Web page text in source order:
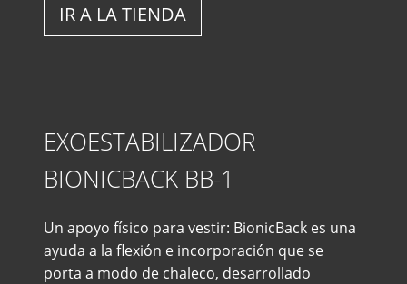
IR A LA TIENDA
EXOESTABILIZADOR
BIONICBACK BB-1
Un apoyo físico para vestir: BionicBack es una
ayuda a la flexión e incorporación que se
porta a modo de chaleco, desarrollado